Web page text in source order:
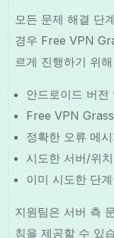
모든 문제 해결 단
경우 Free VPN
르게 진행하기 위
안드로이드 버전
Free VPN
정확한 오류 메
시도한 서버/위
이미 시도한 단
지원팀은 서버 측
침을 제공할 수 있